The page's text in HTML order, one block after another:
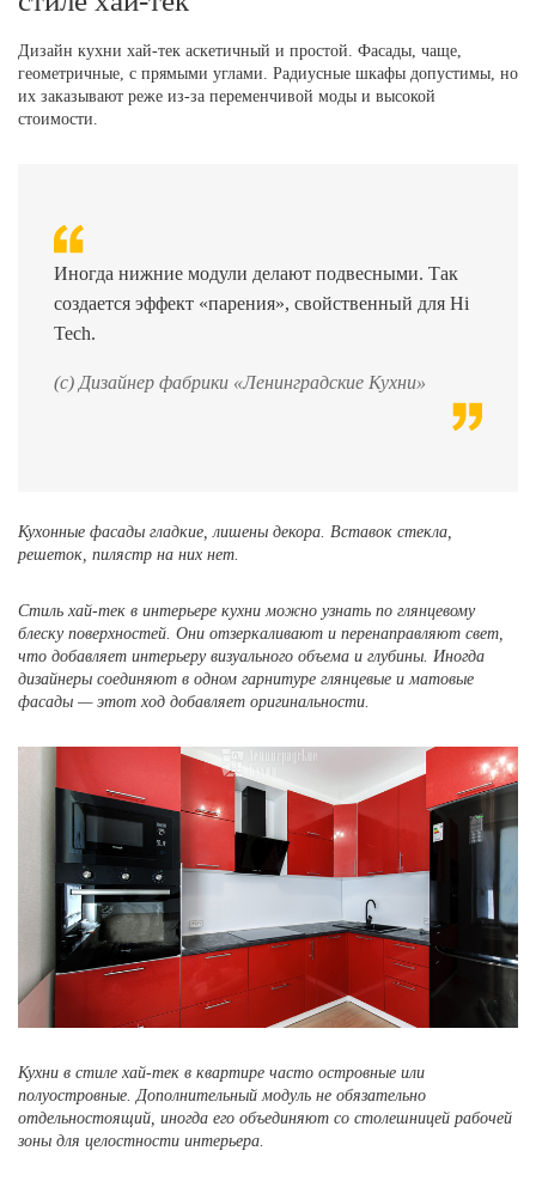
Дизайн кухни хай-тек аскетичный и простой. Фасады, чаще,
геометричные, с прямыми углами. Радиусные шкафы допустимы, но
их заказывают реже из-за переменчивой моды и высокой
стоимости.
Иногда нижние модули делают подвесными. Так
создается эффект «парения», свойственный для Hi
Tech.
(с) Дизайнер фабрики «Ленинградские Кухни»
Кухонные фасады гладкие, лишены декора. Вставок стекла,
решеток, пилястр на них нет.
Стиль хай-тек в интерьере кухни можно узнать по глянцевому
блеску поверхностей. Они отзеркаливают и перенаправляют свет,
что добавляет интерьеру визуального объема и глубины. Иногда
дизайнеры соединяют в одном гарнитуре глянцевые и матовые
фасады — этот ход добавляет оригинальности.
Кухни в стиле хай-тек в квартире часто островные или
полуостровные. Дополнительный модуль не обязательно
отдельностоящий, иногда его объединяют со столешницей рабочей
зоны для целостности интерьера.